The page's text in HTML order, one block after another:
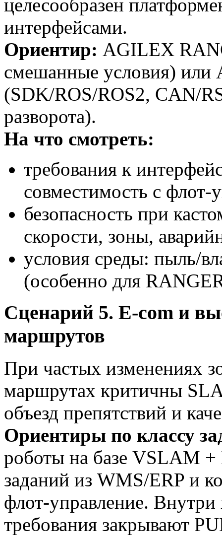
целесообразен
интерфейсами.
Ориентир: AGILEX
смешанные условия)
(SDK/ROS/ROS2, CAN/
разворота).
На что смотреть:
требования к
совместимость с флот-
безопасность при
скорости, зоны,
условия среды: пыль/
(особенно для
Сценарий 5. E-com и
маршрутов
При частых изменениях
маршрутах критичны
объезд препятствий и
Ориентиры по классу
роботы на базе VSLAM
заданий из WMS/ERP и
флот-управление.
требования закрывают